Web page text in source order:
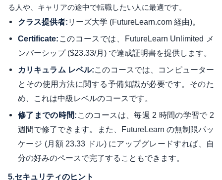
る人や、キャリアの途中で転職したい人に最適です。
クラス提供者: リーズ大学 (FutureLearn.com 経由)。
Certificate: このコースでは、FutureLearn Unlimited メ
ンバーシップ ($23.33/月) で達成証明書を提供します。
カリキュラム レベル:このコースでは、コンピューター
とその使用方法に関する予備知識が必要です。そのた
め、これは中級レベルのコースです。
修了までの時間: このコースは、毎週 2 時間の学習で 2
週間で修了できます。また、FutureLearn の無制限パッ
ケージ (月額 23.33 ドル) にアップグレードすれば、自
分の好みのペースで完了することもできます。
5.セキュリティのヒント